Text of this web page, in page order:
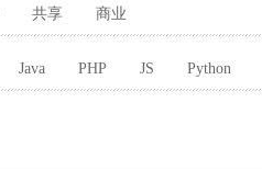
共享 商业
Java PHP JS Python